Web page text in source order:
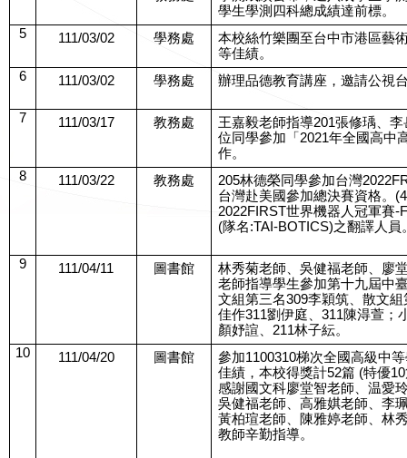
學生學測四科總成績達前標。
5
111/03/02 學務處
本校絲竹樂團至台中市港區藝
等佳績。
6
111/03/02 學務處 辦理品德教育講座，邀請公視
7 111/03/17 教務處
王嘉毅老師指導201張修瑀、
位同學參加「2021年全國高中
作。
8
111/03/22 教務處
205林德榮同學參加台灣
台灣赴美國參加總決賽資格。
2022FIRST世界機器人冠軍賽-
(隊名:TAI-BOTICS)之翻譯人員
9 111/04/11 圖書館
林秀菊老師、吳健福老師、廖
老師指導學生參加第十九屆中
文組第三名309李穎筑、散文
佳作311劉伊庭、311陳淂萱；
顏妤諠、211林子紜。
10
111/04/20 圖書館
參加1100310梯次全國高級中
佳績，本校得獎計52篇 (特優
感謝國文科廖堂智老師、温愛
吳健福老師、高雅娸老師、李
黃柏瑄老師、陳雅婷老師、林
教師辛勤指導。